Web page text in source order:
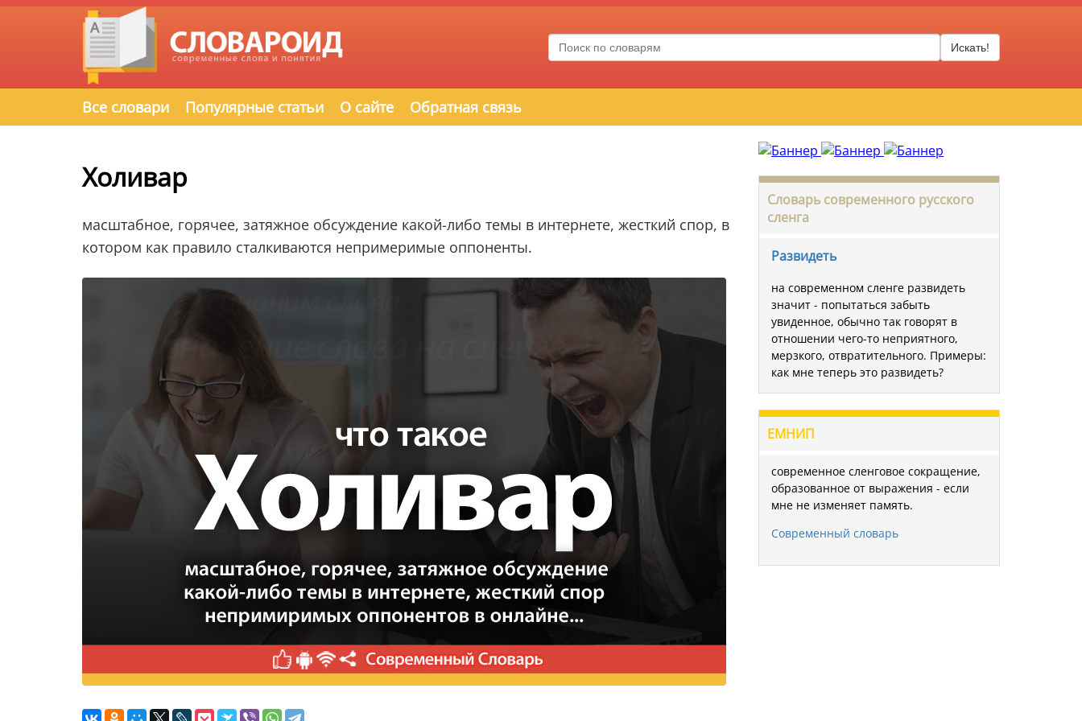
Искать!
Все словари Популярные статьи О сайте Обратная связь
Холивар
масштабное, горячее, затяжное обсуждение какой-либо темы в интернете, жесткий спор, в
котором как правило сталкиваются непримеримые оппоненты.
Словарь современного русского
сленга
Развидеть
на современном сленге развидеть
значит - попытаться забыть
увиденное, обычно так говорят в
отношении чего-то неприятного,
мерзкого, отвратительного. Примеры:
как мне теперь это развидеть?
ЕМНИП
современное сленговое сокращение,
образованное от выражения - если
мне не изменяет память.
Современный словарь